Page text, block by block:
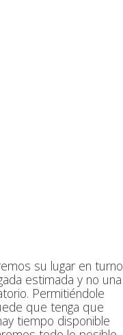
su lugar en turno
estimada y no una
Permitiéndole
que tenga que
tiempo disponible